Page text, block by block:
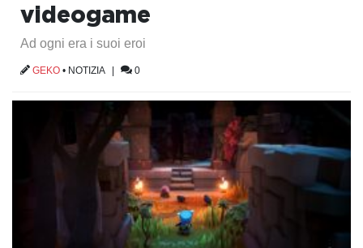
videogame
Ad ogni era i suoi eroi
GEKO • NOTIZIA| 0